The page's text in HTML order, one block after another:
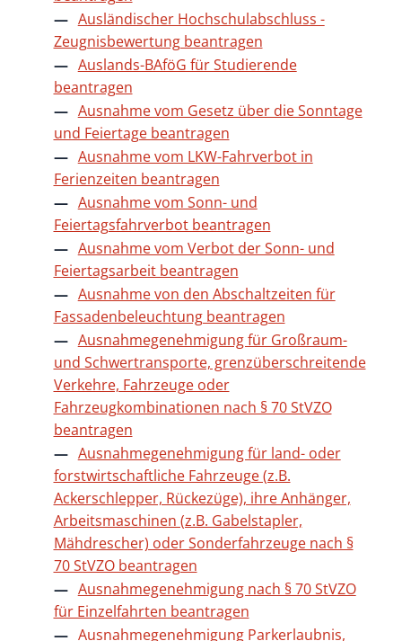
Ausländischer Hochschulabschluss -
Zeugnisbewertung beantragen
Auslands-BAföG für Studierende
beantragen
Ausnahme vom Gesetz über die Sonntage
und Feiertage beantragen
Ausnahme vom LKW-Fahrverbot in
Ferienzeiten beantragen
Ausnahme vom Sonn- und
Feiertagsfahrverbot beantragen
Ausnahme vom Verbot der Sonn- und
Feiertagsarbeit beantragen
Ausnahme von den Abschaltzeiten für
Fassadenbeleuchtung beantragen
Ausnahmegenehmigung für Großraum-
und Schwertransporte, grenzüberschreitende
Verkehre, Fahrzeuge oder
Fahrzeugkombinationen nach § 70 StVZO
beantragen
Ausnahmegenehmigung für land- oder
forstwirtschaftliche Fahrzeuge (z.B.
Ackerschlepper, Rückezüge), ihre Anhänger,
Arbeitsmaschinen (z.B. Gabelstapler,
Mähdrescher) oder Sonderfahrzeuge nach §
70 StVZO beantragen
Ausnahmegenehmigung nach § 70 StVZO
für Einzelfahrten beantragen
Ausnahmegenehmigung Parkerlaubnis,